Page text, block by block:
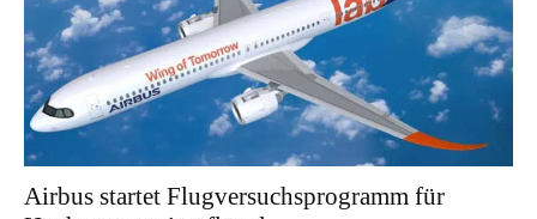
Airbus startet Flugversuchsprogramm für